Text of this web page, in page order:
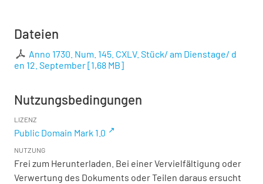
Dateien
Anno 1730. Num. 145. CXLV. Stück/ am Dienstage/ d
en 12. September[1,68 MB]
Nutzungsbedingungen
LIZENZ
Public Domain Mark 1.0
NUTZUNG
Frei zum Herunterladen. Bei einer Vervielfältigung oder
Verwertung des Dokuments oder Teilen daraus ersucht